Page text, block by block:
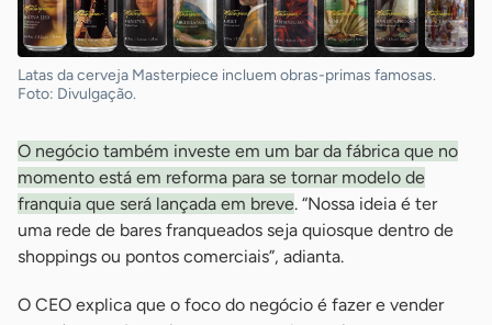
Latas da cerveja Masterpiece incluem obras-primas famosas.
Foto: Divulgação.
O negócio também investe em um bar da fábrica que no
momento está em reforma para se tornar modelo de
franquia que será lançada em breve. “Nossa ideia é ter
uma rede de bares franqueados seja quiosque dentro de
shoppings ou pontos comerciais”, adianta.
O CEO explica que o foco do negócio é fazer e vender